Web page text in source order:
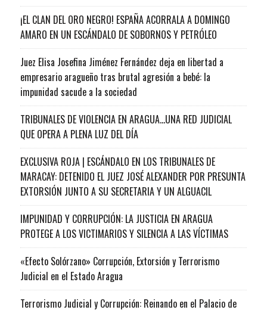
¡EL CLAN DEL ORO NEGRO! ESPAÑA ACORRALA A DOMINGO
AMARO EN UN ESCÁNDALO DE SOBORNOS Y PETRÓLEO
Juez Elisa Josefina Jiménez Fernández deja en libertad a
empresario aragueño tras brutal agresión a bebé: la
impunidad sacude a la sociedad
TRIBUNALES DE VIOLENCIA EN ARAGUA…UNA RED JUDICIAL
QUE OPERA A PLENA LUZ DEL DÍA
EXCLUSIVA ROJA | ESCÁNDALO EN LOS TRIBUNALES DE
MARACAY: DETENIDO EL JUEZ JOSÉ ALEXANDER POR PRESUNTA
EXTORSIÓN JUNTO A SU SECRETARIA Y UN ALGUACIL
IMPUNIDAD Y CORRUPCIÓN: LA JUSTICIA EN ARAGUA
PROTEGE A LOS VICTIMARIOS Y SILENCIA A LAS VÍCTIMAS
«Efecto Solórzano» Corrupción, Extorsión y Terrorismo
Judicial en el Estado Aragua
Terrorismo Judicial y Corrupción: Reinando en el Palacio de